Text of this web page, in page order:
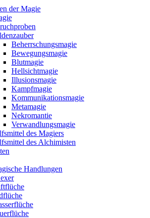
der Magie
Beherrschungsmagie
Bewegungsmagie
Blutmagie
Hellsichtmagie
Illusionsmagie
Kampfmagie
Kommunikationsmagie
Metamagie
Nekromantie
Verwandlungsmagie
des Magiers
des Alchimisten
Handlungen